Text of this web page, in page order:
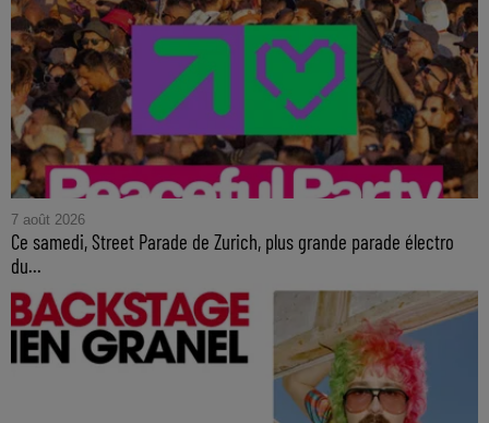
7 août 2026
Ce samedi, Street Parade de Zurich, plus grande parade électro
du...